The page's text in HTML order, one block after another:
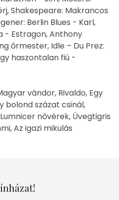
Shakespeare: Makrancos
Berlin Blues - Karl,
- Estragon, Anthony
őrmester, Idle – Du Prez:
haszontalan fiú -
vándor, Rivaldo, Egy
bolond százat csinál,
nővérek, Üvegtigris
Az igazi mikulás